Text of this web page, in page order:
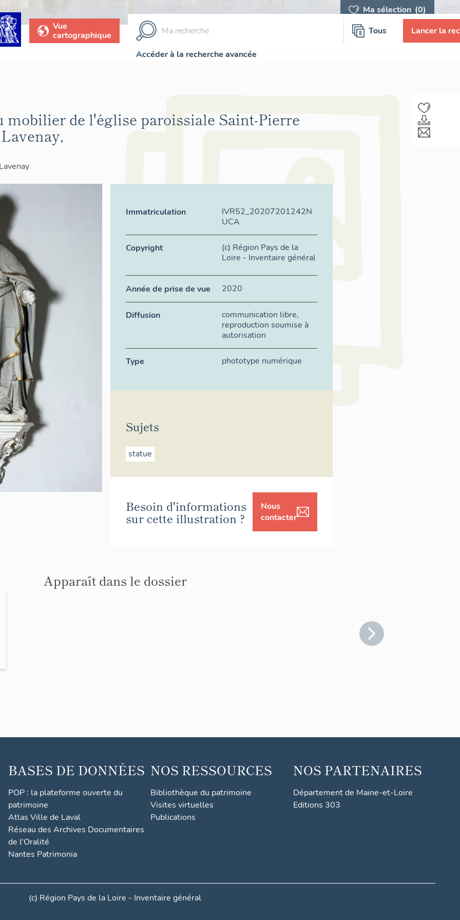
Ma sélection (0)
Vue
cartographique
Tous Lancer la
Accéder à la recherche avancée
mobilier de l'église paroissiale Saint-Pierre
Lavenay
Immatriculation
IVR52_20207201242N
UCA
Copyright
(c) Région Pays de la
Loire - Inventaire général
Année de prise de vue 2020
Diffusion
communication libre,
reproduction soumise à
autorisation
Type phototype numérique
Sujets
statue
Besoin d'informations
sur cette illustration ?
Nous
contacter
Apparaît dans le dossier
BASES DE DONNÉES
POP : la plateforme ouverte du
patrimoine
Atlas Ville de Laval
Réseau des Archives Documentaires
de l'Oralité
Nantes Patrimonia
NOS RESSOURCES
Bibliothèque du patrimoine
Visites virtuelles
Publications
NOS PARTENAIRES
Département de Maine-et-Loire
Editions 303
(c) Région Pays de la Loire - Inventaire général